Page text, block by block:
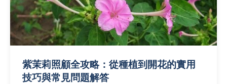
紫茉莉照顧全攻略：從種植到開花的實用
技巧與常見問題解答